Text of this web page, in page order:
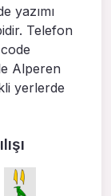
yazımı
Telefon
Alperen
yerlerde